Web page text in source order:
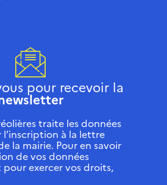
pour recevoir la
traite les données
l’inscription à la lettre
la mairie. Pour en savoir
de vos données
pour exercer vos droits,